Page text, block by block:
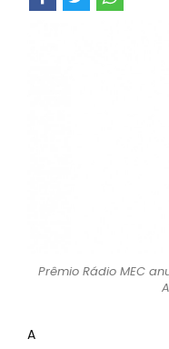
Prêmio Rádio MEC
A